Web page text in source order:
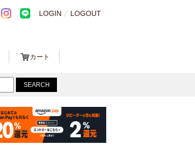
LOGIN LOGOUT
カート